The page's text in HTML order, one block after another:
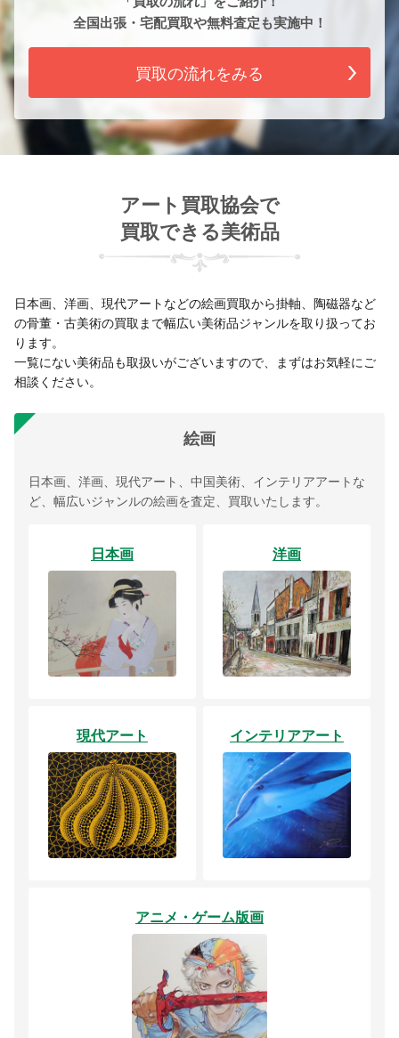
全国出張・宅配買取や無料査定も実施中！
買取の流れをみる
アート買取協会で
買取できる美術品
日本画、洋画、現代アートなどの絵画買取から掛軸、陶磁器など
の骨董・古美術の買取まで幅広い美術品ジャンルを取り扱ってお
ります。
一覧にない美術品も取扱いがございますので、まずはお気軽にご
相談ください。
絵画
日本画、洋画、現代アート、中国美術、インテリアアートな
ど、幅広いジャンルの絵画を査定、買取いたします。
日本画 洋画
現代アート インテリアアート
アニメ・ゲーム版画